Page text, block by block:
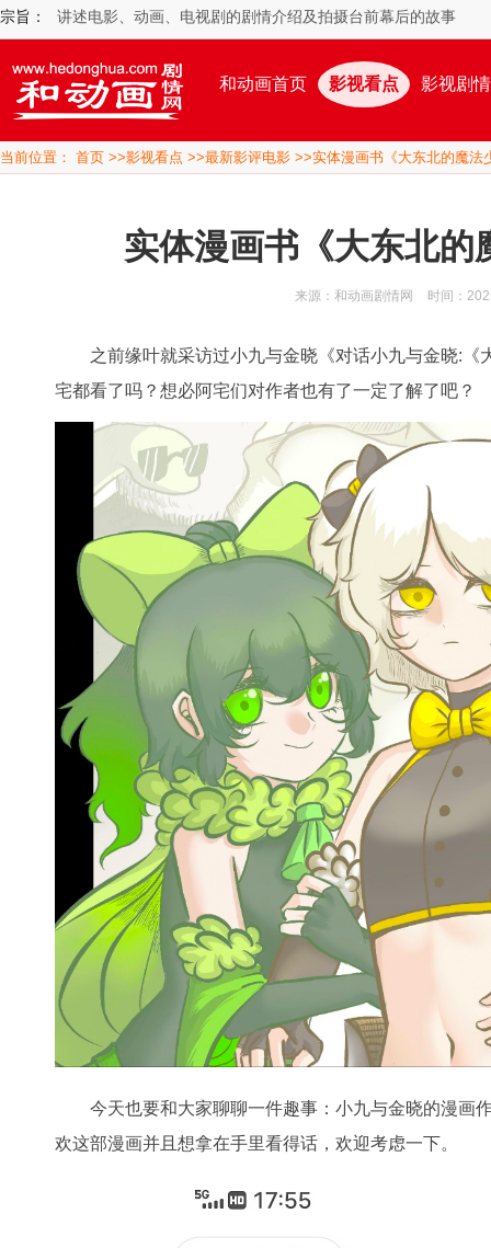
宗旨： 讲述电影、动画、电视剧的剧情介绍及拍摄台前幕后的故事
和动画首页 影视看点 影视剧情
当前位置： 首页 >>影视看点 >>最新影评电影 >>实体漫画书《大东北的魔法
实体漫画书《大东北的
来源：和动画剧情网 时间：
之前缘叶就采访过小九与金晓《对话小九与金晓:
宅都看了吗？想必阿宅们对作者也有了一定了解了吧？
今天也要和大家聊聊一件趣事：小九与金晓的漫画
欢这部漫画并且想拿在手里看得话，欢迎考虑一下。